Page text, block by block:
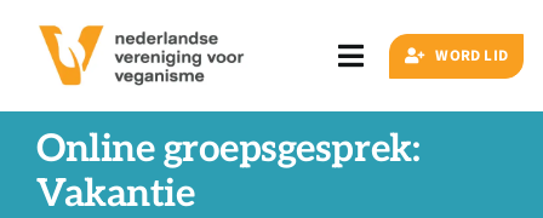
inhoud
Toggle
Navigation
Zoeken
naar:
WORD LID
Online groepsgesprek:
Vakantie